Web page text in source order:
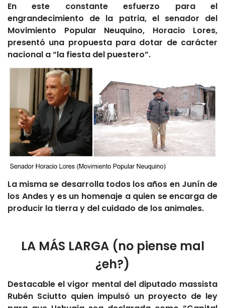
En este constante esfuerzo para el
engrandecimiento de la patria, el senador del
Movimiento Popular Neuquino, Horacio Lores,
presentó una propuesta para dotar de carácter
nacional a “la fiesta del puestero”.
La misma se desarrolla todos los años en Junín de
los Andes y es un homenaje a quien se encarga de
producir la tierra y del cuidado de los animales.
LA MÁS LARGA (no piense mal
¿eh?)
Destacable el vigor mental del diputado massista
Rubén Sciutto quien impulsó un proyecto de ley